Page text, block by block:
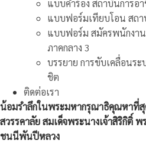
แบบคำร้อง สถาบันการอ
แบบฟอร์มเทียบโอน สถา
แบบฟอร์ม สมัครพนักงาน
ภาคกลาง 3
บรรยาย การขับเคลื่อนร
ชิต
ติดต่อเรา
น้อมรำลึกในพระมหากรุณาธิคุณหาที่สุ
สวรรคาลัย สมเด็จพระนางเจ้าสิริกิติ์
ชนนีพันปีหลวง